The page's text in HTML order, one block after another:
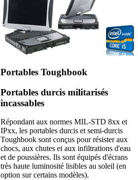
Portables Toughbook
Portables durcis militarisés
incassables
Répondant aux normes MIL-STD 8xx et
IPxx, les portables durcis et semi-durcis
Toughbook sont conçus pour résister aux
chocs, aux chutes et aux infiltrations d'eau
et de poussières. Ils sont équipés d'écrans
très haute luminosité lisibles au soleil (en
option sur certains modèles).